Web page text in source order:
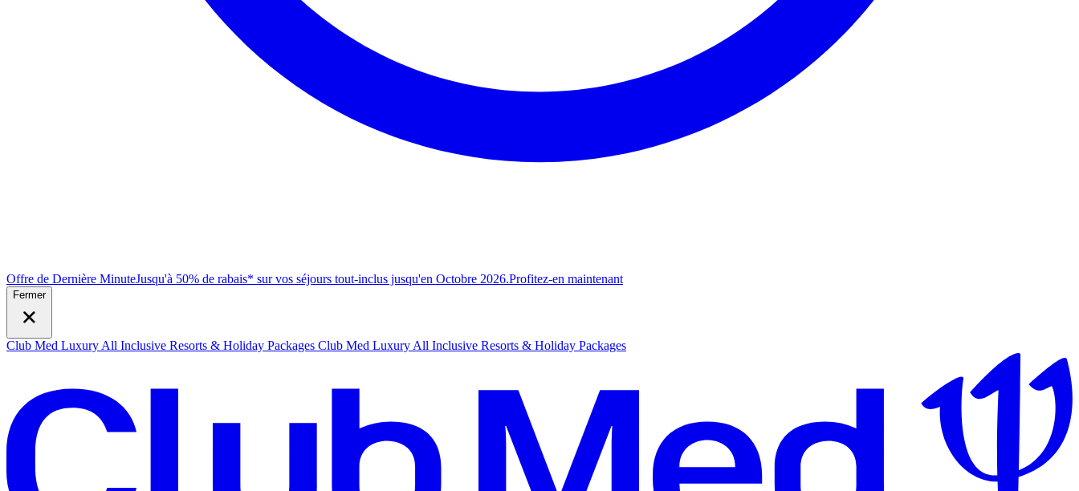
Offre de Dernière MinuteJusqu'à 50% de rabais* sur vos séjours tout-inclus jusqu'en Octobre 2026.Profitez-en maintenant
Fermer
Club Med Luxury All Inclusive Resorts & Holiday Packages Club Med Luxury All Inclusive Resorts & Holiday Packages